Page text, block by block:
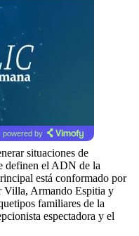
powered by
situaciones de
definen el ADN de la
está conformado por
Villa, Armando Espitia y
familiares de la
espectadora y el